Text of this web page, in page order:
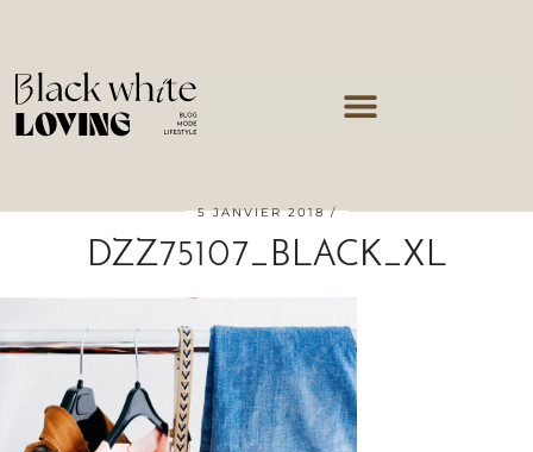
5 JANVIER 2018
DZZ75107_BLACK_XL